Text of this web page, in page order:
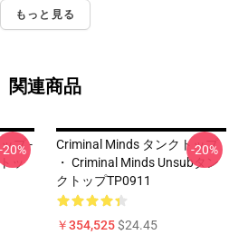
もっと見る
関連商品
プ -
ッ
-20%
Criminal Minds タンクトップ
・ Criminal Minds Unsubタン
クトップTP0911
￥354,525$24.45
-20%